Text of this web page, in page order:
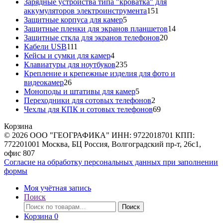
Зарядные устройства типа "кроватка" для
аккумуляторов электроинструмента151
Защитные корпуса для камер55
товаров
Защитные пленки для экранов планшетов1414
Защитные сткла для экранов телефонов2020
Кабели USB111
товаров
Кейсы и сумки для камер44
товара
Клавиатуры для ноутбуков235235
товаров
Крепление и крепежные изделия для фото и
видеокамер2626
товаров
Моноподы и штативы для камер55
товаров
Переходники для сотовых телефонов2
товара
Чехлы для КПК и сотовых телефонов6969
Корзина
© 2026 ООО "ГЕОГРАФИКА" ИНН: 9722018701 КПП:
772201001 Москва, БЦ Россия, Волгоградский пр-т, 26с1,
офис 807
Согласие на обработку персональных данных при заполнении
формы
Моя учётная запись
Поиск
Искать:
Поиск
Корзина 0